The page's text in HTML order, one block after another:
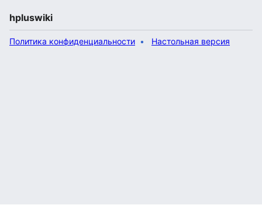
hpluswiki
Политика конфиденциальности Настольная версия